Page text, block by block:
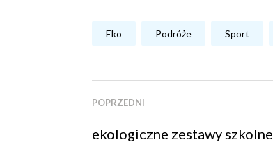
Eko Podróże Sport
POPRZEDNI
ekologiczne zestawy szkolne